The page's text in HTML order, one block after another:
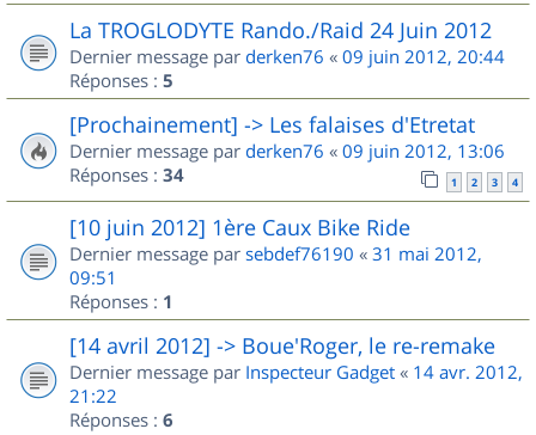
La TROGLODYTE Rando./Raid 24 Juin 2012
Dernier message par derken76 « 09 juin 2012, 20:44
Réponses : 5
[Prochainement] -> Les falaises d'Etretat
Dernier message par derken76 « 09 juin 2012, 13:06
Réponses : 34 1 2 3 4
[10 juin 2012] 1ère Caux Bike Ride
Dernier message par sebdef76190 « 31 mai 2012,
09:51
Réponses : 1
[14 avril 2012] -> Boue'Roger, le re-remake
Dernier message par Inspecteur Gadget « 14 avr. 2012,
21:22
Réponses : 6